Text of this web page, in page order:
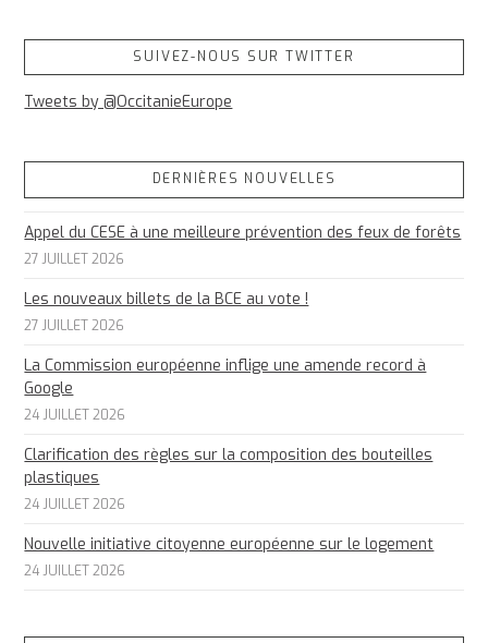
SUIVEZ-NOUS SUR TWITTER
Tweets by @OccitanieEurope
DERNIÈRES NOUVELLES
Appel du CESE à une meilleure prévention des feux de forêts
27 JUILLET 2026
Les nouveaux billets de la BCE au vote !
27 JUILLET 2026
La Commission européenne inflige une amende record à
Google
24 JUILLET 2026
Clarification des règles sur la composition des bouteilles
plastiques
24 JUILLET 2026
Nouvelle initiative citoyenne européenne sur le logement
24 JUILLET 2026